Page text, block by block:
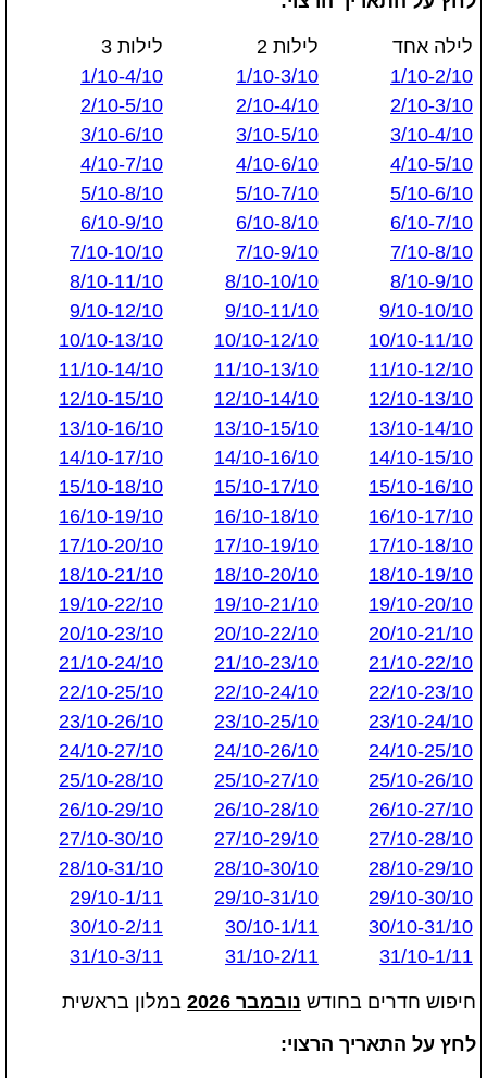
לילה אחד לילות 2
לילות 3
1/10-2/10
1/10-3/10
1/10-4/10
2/10-3/10
2/10-4/10
2/10-5/10
3/10-4/10
3/10-5/10
3/10-6/10
4/10-5/10
4/10-6/10
4/10-7/10
5/10-6/10
5/10-7/10
5/10-8/10
6/10-7/10
6/10-8/10
6/10-9/10
7/10-8/10
7/10-9/10
7/10-10/10
8/10-9/10
8/10-10/10
8/10-11/10
9/10-10/10
9/10-11/10
9/10-12/10
10/10-11/10
10/10-12/10
10/10-13/10
11/10-12/10
11/10-13/10
11/10-14/10
12/10-13/10
12/10-14/10
12/10-15/10
13/10-14/10
13/10-15/10
13/10-16/10
14/10-15/10
14/10-16/10
14/10-17/10
15/10-16/10
15/10-17/10
15/10-18/10
16/10-17/10
16/10-18/10
16/10-19/10
17/10-18/10
17/10-19/10
17/10-20/10
18/10-19/10
18/10-20/10
18/10-21/10
19/10-20/10
19/10-21/10
19/10-22/10
20/10-21/10
20/10-22/10
20/10-23/10
21/10-22/10
21/10-23/10
21/10-24/10
22/10-23/10
22/10-24/10
22/10-25/10
23/10-24/10
23/10-25/10
23/10-26/10
24/10-25/10
24/10-26/10
24/10-27/10
25/10-26/10
25/10-27/10
25/10-28/10
26/10-27/10
26/10-28/10
26/10-29/10
27/10-28/10
27/10-29/10
27/10-30/10
28/10-29/10
28/10-30/10
28/10-31/10
29/10-30/10
29/10-31/10
29/10-1/11
30/10-31/10
30/10-1/11
30/10-2/11
31/10-1/11
31/10-2/11
31/10-3/11
חיפוש חדרים בחודש נובמבר 2026
במלון בראשית
לחץ על התאריך הרצוי: